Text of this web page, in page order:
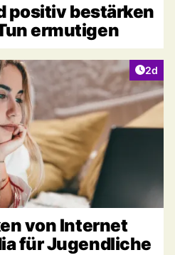
positiv bestärken
ermutigen
2d
von Internet
für Jugendliche